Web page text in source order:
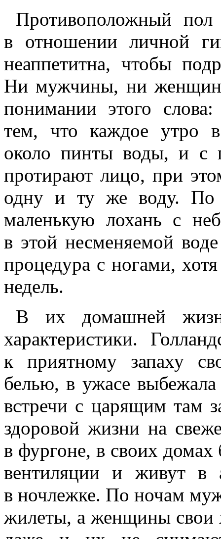
Противоположный
в отношении личной
неаппетитна, чтобы
Ни мужчины, ни
понимании этого
тем, что каждое утро в
около пинты воды, и с
протирают лицо, при
одну и ту же воду. По
маленькую лохань с
в этой несменяемой
процедура с ногами,
недель.
В их домашней
характеристики.
к приятному запаху
белью, в ужасе
встречи с царящим там
здоровой жизни на
в фургоне, в своих домах
вентиляции и живут в
в ночлежке. По ночам
жилеты, а женщины свои